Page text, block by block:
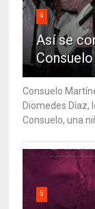
4
Así se
Consuelo
Diomedes Díaz,
Consuelo, una
5